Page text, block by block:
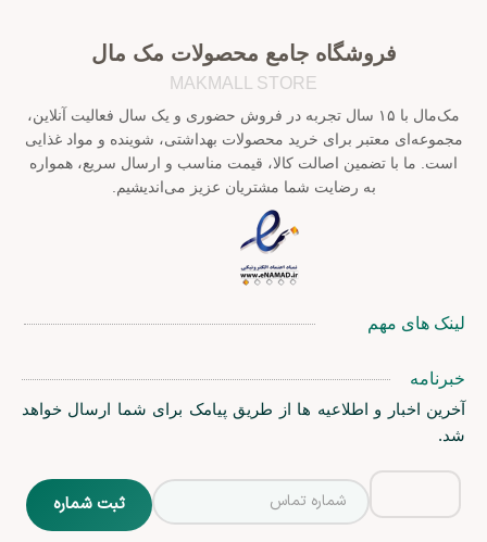
فروشگاه جامع محصولات مک مال
MAKMALL STORE
مک‌مال با ۱۵ سال تجربه در فروش حضوری و یک سال فعالیت آنلاین،
مجموعه‌ای معتبر برای خرید محصولات بهداشتی، شوینده و مواد غذایی
است. ما با تضمین اصالت کالا، قیمت مناسب و ارسال سریع، همواره
به رضایت شما مشتریان عزیز می‌اندیشیم.
لینک های مهم
خبرنامه
آخرین اخبار و اطلاعیه ها از طریق پیامک برای شما ارسال خواهد
شد.